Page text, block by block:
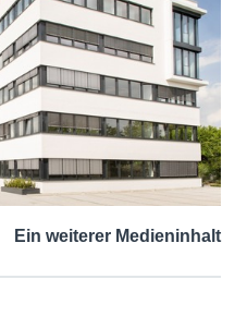
Ein weiterer Medieninhalt